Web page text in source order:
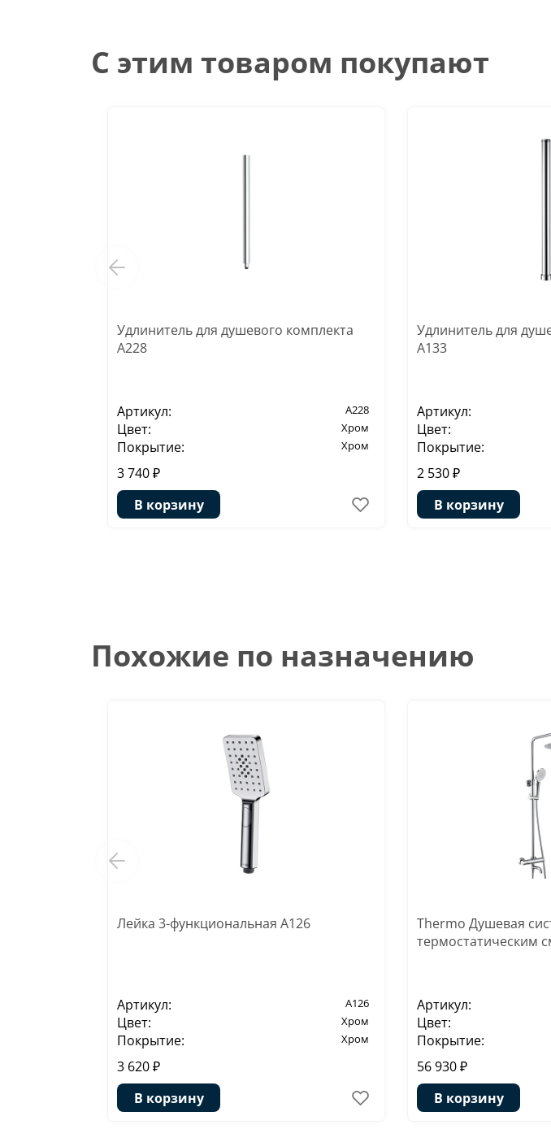
С этим товаром покупают
Удлинитель для душевого комплекта
A228
Артикул: A228
Цвет: Хром
Покрытие: Хром
3 740 ₽
В корзину
Удлинитель для
A133
Артикул:
Цвет:
Покрытие:
2 530 ₽
В корзину
Похожие по назначению
Лейка 3-функциональная A126
Артикул: A126
Цвет: Хром
Покрытие: Хром
3 620 ₽
В корзину
Thermo Душевая
термостатическим
Артикул:
Цвет:
Покрытие:
56 930 ₽
В корзину